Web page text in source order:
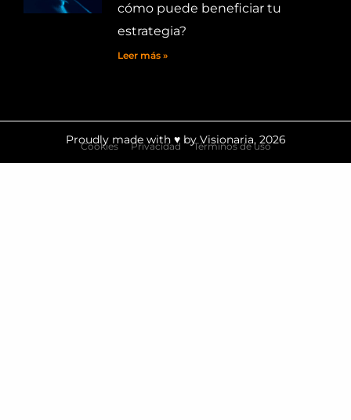
cómo puede beneficiar tu
estrategia?
Leer más »
Proudly made with ♥ by Visionaria, 2026
Cookies Privacidad Términos de uso